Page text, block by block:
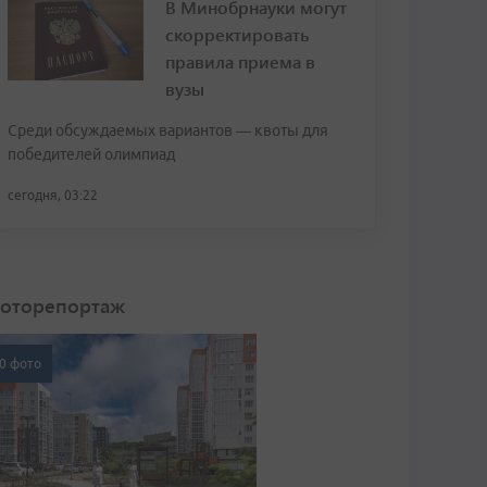
В Минобрнауки могут
скорректировать
правила приема в
вузы
Среди обсуждаемых вариантов — квоты для
победителей олимпиад
сегодня, 03:22
фото